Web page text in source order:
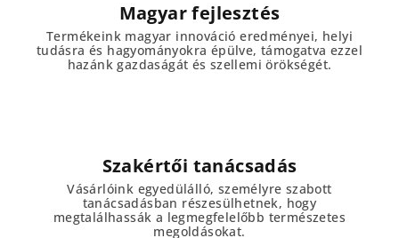
Magyar fejlesztés
Termékeink magyar innováció eredményei, helyi
tudásra és hagyományokra épülve, támogatva ezzel
hazánk gazdaságát és szellemi örökségét.
Szakértői tanácsadás
Vásárlóink egyedülálló, személyre szabott
tanácsadásban részesülhetnek, hogy
megtalálhassák a legmegfelelőbb természetes
megoldásokat.